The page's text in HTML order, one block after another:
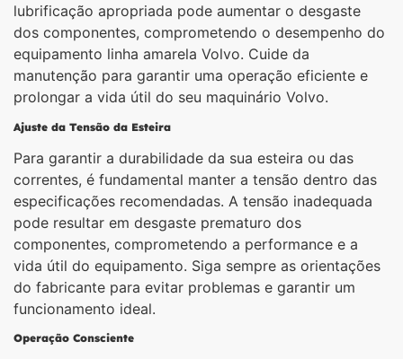
lubrificação apropriada pode aumentar o desgaste
dos componentes, comprometendo o desempenho do
equipamento linha amarela Volvo. Cuide da
manutenção para garantir uma operação eficiente e
prolongar a vida útil do seu maquinário Volvo.
Ajuste da Tensão da Esteira
Para garantir a durabilidade da sua esteira ou das
correntes, é fundamental manter a tensão dentro das
especificações recomendadas. A tensão inadequada
pode resultar em desgaste prematuro dos
componentes, comprometendo a performance e a
vida útil do equipamento. Siga sempre as orientações
do fabricante para evitar problemas e garantir um
funcionamento ideal.
Operação Consciente